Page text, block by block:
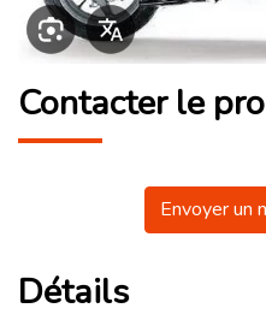
Contacter le
Envoyer un
Détails